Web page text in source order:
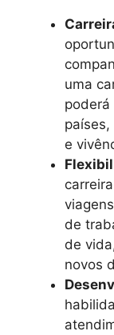
uma
poderá
e
de
de
novos